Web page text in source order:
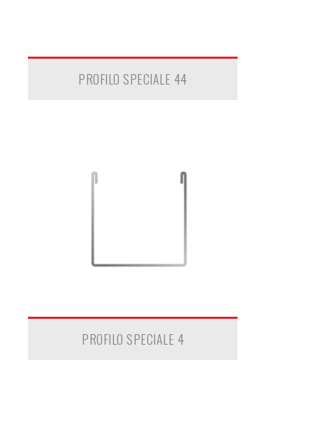
PROFILO SPECIALE 44
PROFILO SPECIALE 4